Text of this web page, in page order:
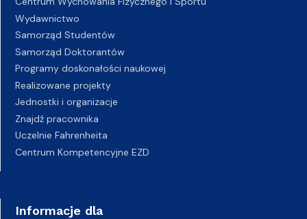
Wydawnictwo
Samorząd Studentów
Samorząd Doktorantów
Programy doskonałości naukowej
Realizowane projekty
Jednostki i organizacje
Znajdź pracownika
Uczelnie Fahrenheita
Centrum Kompetencyjne EZD
Informacje dla